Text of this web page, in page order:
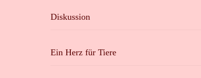
Diskussion
Ein Herz für Tiere